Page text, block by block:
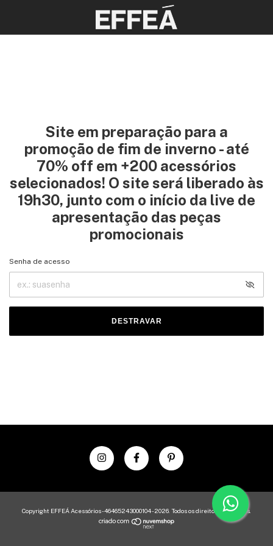
Site em preparação para a
promoção de fim de inverno - até
70% off em +200 acessórios
selecionados! O site será liberado às
19h30, junto com o início da live de
apresentação das peças
promocionais
Senha de acesso
DESTRAVAR
Copyright EFFEÁ Acessórios - 46465243000104 - 2026. Todos os direitos reservados.